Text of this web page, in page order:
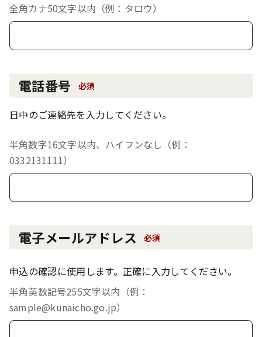
全角カナ50文字以内（例：タロウ）
電話番号 必須
日中のご連絡先を入力してください。
半角数字16文字以内、ハイフンなし（例：
0332131111）
電子メールアドレス 必須
申込の確認に使用します。正確に入力してください。
半角英数記号255文字以内（例：
sample@kunaicho.go.jp）